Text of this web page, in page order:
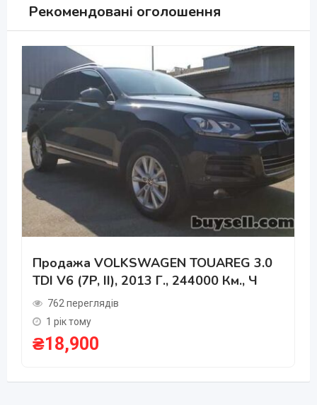
Рекомендовані оголошення
Продажа VOLKSWAGEN TOUAREG 3.0
TDI V6 (7P, II), 2013 Г., 244000 Км., Ч
762 переглядів
1 рік тому
₴18,900